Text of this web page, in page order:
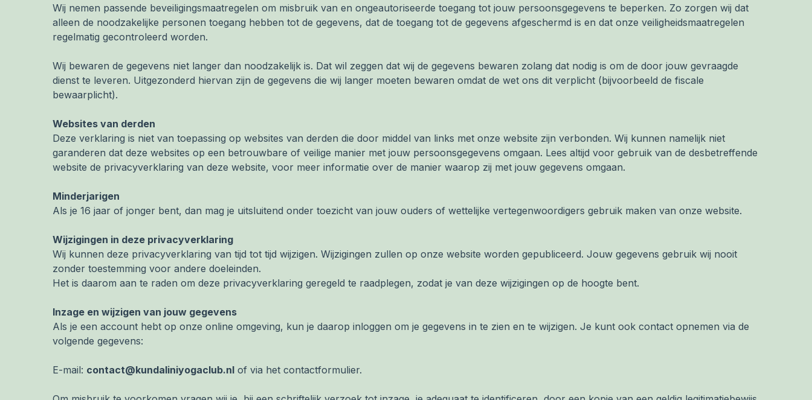
Wij nemen passende beveiligingsmaatregelen om misbruik van en ongeautoriseerde toegang tot jouw persoonsgegevens te beperken. Zo zorgen wij dat
alleen de noodzakelijke personen toegang hebben tot de gegevens, dat de toegang tot de gegevens afgeschermd is en dat onze veiligheidsmaatregelen
regelmatig gecontroleerd worden.
Wij bewaren de gegevens niet langer dan noodzakelijk is. Dat wil zeggen dat wij de gegevens bewaren zolang dat nodig is om de door jouw gevraagde
dienst te leveren. Uitgezonderd hiervan zijn de gegevens die wij langer moeten bewaren omdat de wet ons dit verplicht (bijvoorbeeld de fiscale
bewaarplicht).
Websites van derden
Deze verklaring is niet van toepassing op websites van derden die door middel van links met onze website zijn verbonden. Wij kunnen namelijk niet
garanderen dat deze websites op een betrouwbare of veilige manier met jouw persoonsgegevens omgaan. Lees altijd voor gebruik van de desbetreffende
website de privacyverklaring van deze website, voor meer informatie over de manier waarop zij met jouw gegevens omgaan.
Minderjarigen
Als je 16 jaar of jonger bent, dan mag je uitsluitend onder toezicht van jouw ouders of wettelijke vertegenwoordigers gebruik maken van onze website.
Wijzigingen in deze privacyverklaring
Wij kunnen deze privacyverklaring van tijd tot tijd wijzigen. Wijzigingen zullen op onze website worden gepubliceerd. Jouw gegevens gebruik wij nooit
zonder toestemming voor andere doeleinden.
Het is daarom aan te raden om deze privacyverklaring geregeld te raadplegen, zodat je van deze wijzigingen op de hoogte bent.
Inzage en wijzigen van jouw gegevens
Als je een account hebt op onze online omgeving, kun je daarop inloggen om je gegevens in te zien en te wijzigen. Je kunt ook contact opnemen via de
volgende gegevens:
E-mail: contact@kundaliniyogaclub.nl of via het contactformulier.